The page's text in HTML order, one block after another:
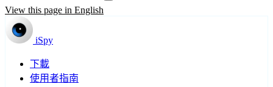
View this page in English
iSpy
下載
使用者指南